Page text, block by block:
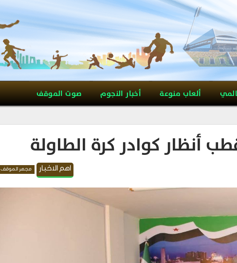
ألعاب منوعة أخبار النجوم صوت الموقف
أنظار كوادر كرة الطاولة
اهم الاخبار مجهر الموقف